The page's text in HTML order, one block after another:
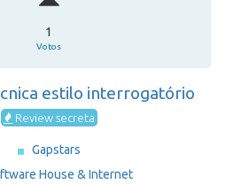
1
Votos
estilo interrogatório
Review secreta
Gapstars
House & Internet